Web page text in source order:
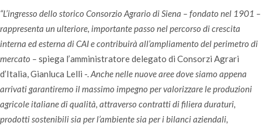
“L’ingresso dello storico Consorzio Agrario di Siena – fondato nel 1901 –
rappresenta un ulteriore, importante passo nel percorso di crescita
interna ed esterna di CAI e contribuirà all’ampliamento del perimetro di
mercato – spiega l’amministratore delegato di Consorzi Agrari
d’Italia, Gianluca Lelli -.Anche nelle nuove aree dove siamo appena
arrivati garantiremo il massimo impegno per valorizzare le produzioni
agricole italiane di qualità, attraverso contratti di filiera duraturi,
prodotti sostenibili sia per l’ambiente sia per i bilanci aziendali,